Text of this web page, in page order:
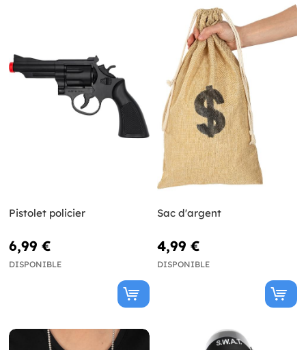
Pistolet policier
6,99 €
DISPONIBLE
Sac d'argent
4,99 €
DISPONIBLE